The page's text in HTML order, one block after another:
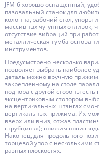
JFM-6 хорошо оснащенный,
пазовальный станок для
колонна, рабочий стол, упоры
массивных чугунных отливок,
отсутствие вибраций при
металлическая тумба-
инструментов.
Предусмотрено несколько
позволяет выбрать наиболее
деталь можно вручную
закрепленному на столе
подпора с другой стороны
эксцентриковым стопором
на вертикальных штангах
вертикальных прижима. Их
вверх или вниз, отжав
струбцинах); прижим
Наконец, для продольного
торцевой упор с несколькими
разных плоскостях.